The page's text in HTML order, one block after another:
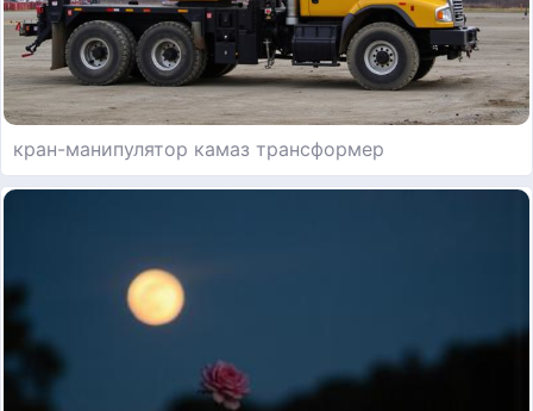
кран-манипулятор камаз трансформер